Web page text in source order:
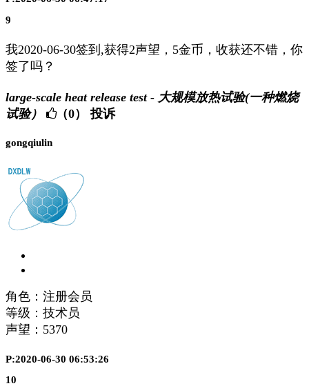
9
我2020-06-30签到,获得2声望，5金币，收获还不错，你
签了吗？
large-scale heat release test - 大规模放热试验(一种燃烧
试验）
（0） 投诉
gongqiulin
角色：注册会员
等级：技术员
声望： 5370
P:2020-06-30 06:53:26
10